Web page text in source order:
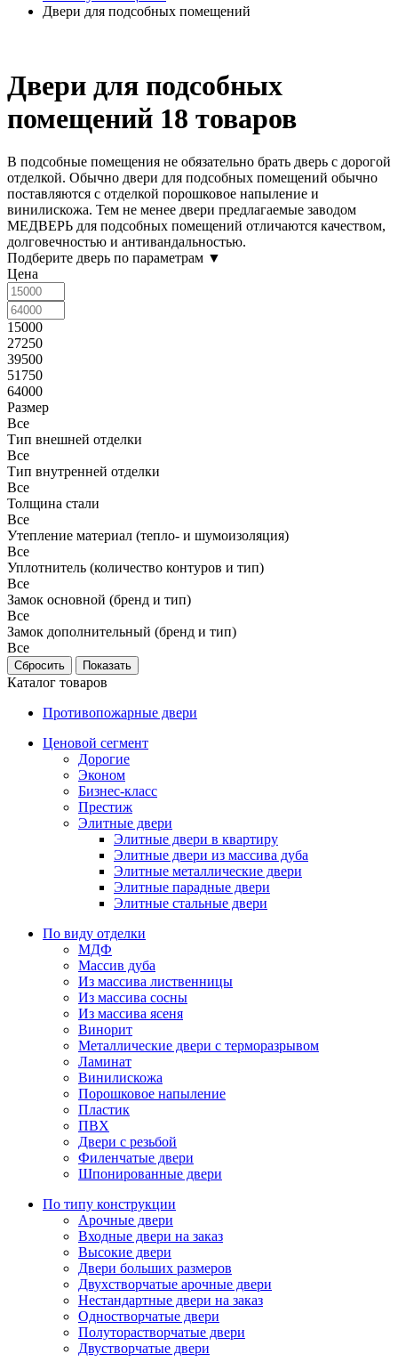
Двери для подсобных помещений
Двери для подсобных
помещений 18 товаров
В подсобные помещения не обязательно брать дверь с дорогой
отделкой. Обычно двери для подсобных помещений обычно
поставляются с отделкой порошковое напыление и
винилискожа. Тем не менее двери предлагаемые заводом
МЕДВЕРЬ для подсобных помещений отличаются качеством,
долговечностью и антивандальностью.
Подберите дверь по параметрам ▼
Цена
15000
27250
39500
51750
64000
Размер
Все
Тип внешней отделки
Все
Тип внутренней отделки
Все
Толщина стали
Все
Утепление материал (тепло- и шумоизоляция)
Все
Уплотнитель (количество контуров и тип)
Все
Замок основной (бренд и тип)
Все
Замок дополнительный (бренд и тип)
Все
Каталог товаров
Противопожарные двери
Ценовой сегмент
Дорогие
Эконом
Бизнес-класс
Престиж
Элитные двери
Элитные двери в квартиру
Элитные двери из массива дуба
Элитные металлические двери
Элитные парадные двери
Элитные стальные двери
По виду отделки
МДФ
Массив дуба
Из массива лиственницы
Из массива сосны
Из массива ясеня
Винорит
Металлические двери с терморазрывом
Ламинат
Винилискожа
Порошковое напыление
Пластик
ПВХ
Двери с резьбой
Филенчатые двери
Шпонированные двери
По типу конструкции
Арочные двери
Входные двери на заказ
Высокие двери
Двери больших размеров
Двухстворчатые арочные двери
Нестандартные двери на заказ
Одностворчатые двери
Полуторастворчатые двери
Двустворчатые двери